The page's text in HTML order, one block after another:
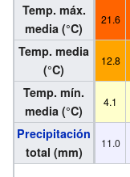
Temp. máx.
media (°C)
21.6
Temp. media
(°C)
12.8
Temp. mín.
media (°C)
4.1
Precipitación
total (mm)
11.0